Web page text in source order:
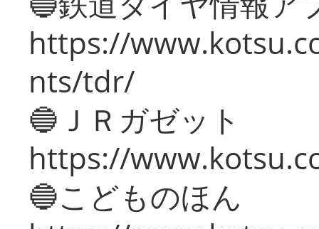
https://
nts/tdr/
🔵ＪＲガゼット
https://
🔵こどものほん